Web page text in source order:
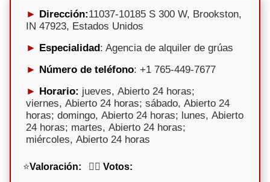
Dirección:11037-10185 S 300 W, Brookston,
IN 47923, Estados Unidos
Especialidad: Agencia de alquiler de grúas
Número de teléfono: +1 765-449-7677
Horario: jueves, Abierto 24 horas;
viernes, Abierto 24 horas; sábado, Abierto 24
horas; domingo, Abierto 24 horas; lunes, Abierto
24 horas; martes, Abierto 24 horas;
miércoles, Abierto 24 horas
⭐Valoración: 🕵️‍♀️ Votos: